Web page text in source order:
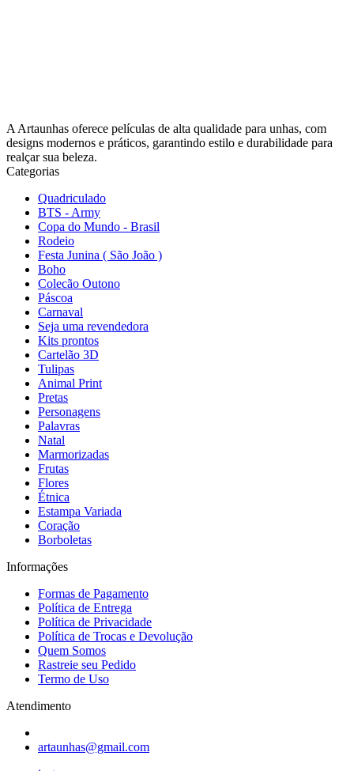
A Artaunhas oferece películas de alta qualidade para unhas, com
designs modernos e práticos, garantindo estilo e durabilidade para
realçar sua beleza.
Categorias
Quadriculado
BTS - Army
Copa do Mundo - Brasil
Rodeio
Festa Junina ( São João )
Boho
Colecão Outono
Páscoa
Carnaval
Seja uma revendedora
Kits prontos
Cartelão 3D
Tulipas
Animal Print
Pretas
Personagens
Palavras
Natal
Marmorizadas
Frutas
Flores
Étnica
Estampa Variada
Coração
Borboletas
Informações
Formas de Pagamento
Política de Entrega
Política de Privacidade
Política de Trocas e Devolução
Quem Somos
Rastreie seu Pedido
Termo de Uso
Atendimento
artaunhas@gmail.com